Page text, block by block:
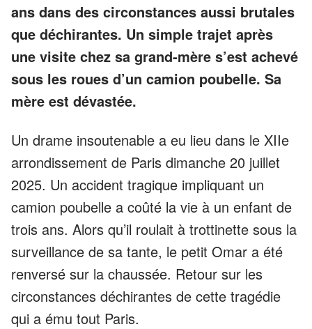
ans dans des circonstances aussi brutales
que déchirantes. Un simple trajet après
une visite chez sa grand-mère s’est achevé
sous les roues d’un camion poubelle. Sa
mère est dévastée.
Un drame insoutenable a eu lieu dans le XIIe
arrondissement de Paris dimanche 20 juillet
2025. Un accident tragique impliquant un
camion poubelle a coûté la vie à un enfant de
trois ans. Alors qu’il roulait à trottinette sous la
surveillance de sa tante, le petit Omar a été
renversé sur la chaussée. Retour sur les
circonstances déchirantes de cette tragédie
qui a ému tout Paris.